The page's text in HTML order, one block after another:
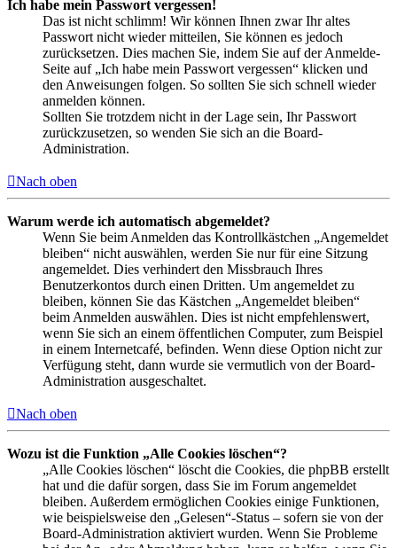
Ich habe mein Passwort vergessen!
Das ist nicht schlimm! Wir können Ihnen zwar Ihr altes
Passwort nicht wieder mitteilen, Sie können es jedoch
zurücksetzen. Dies machen Sie, indem Sie auf der Anmelde-
Seite auf „Ich habe mein Passwort vergessen“ klicken und
den Anweisungen folgen. So sollten Sie sich schnell wieder
anmelden können.
Sollten Sie trotzdem nicht in der Lage sein, Ihr Passwort
zurückzusetzen, so wenden Sie sich an die Board-
Administration.
Nach oben
Warum werde ich automatisch abgemeldet?
Wenn Sie beim Anmelden das Kontrollkästchen „Angemeldet
bleiben“ nicht auswählen, werden Sie nur für eine Sitzung
angemeldet. Dies verhindert den Missbrauch Ihres
Benutzerkontos durch einen Dritten. Um angemeldet zu
bleiben, können Sie das Kästchen „Angemeldet bleiben“
beim Anmelden auswählen. Dies ist nicht empfehlenswert,
wenn Sie sich an einem öffentlichen Computer, zum Beispiel
in einem Internetcafé, befinden. Wenn diese Option nicht zur
Verfügung steht, dann wurde sie vermutlich von der Board-
Administration ausgeschaltet.
Nach oben
Wozu ist die Funktion „Alle Cookies löschen“?
„Alle Cookies löschen“ löscht die Cookies, die phpBB erstellt
hat und die dafür sorgen, dass Sie im Forum angemeldet
bleiben. Außerdem ermöglichen Cookies einige Funktionen,
wie beispielsweise den „Gelesen“-Status – sofern sie von der
Board-Administration aktiviert wurden. Wenn Sie Probleme